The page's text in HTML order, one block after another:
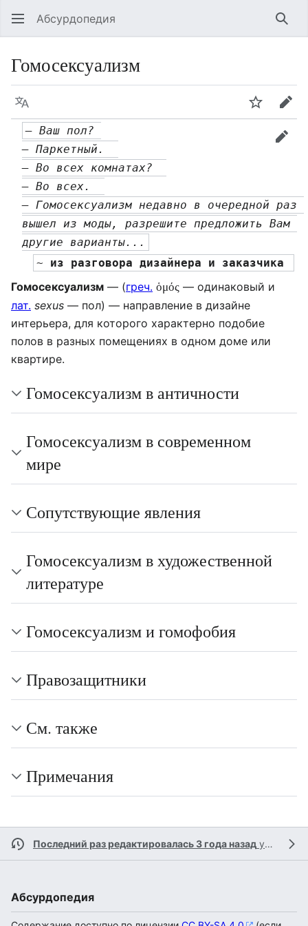
Абсурдопедия
Гомосексуализм
Язык
— Ваш пол?
— Паркетный.
— Во всех комнатах?
— Во всех.
— Гомосексуализм недавно в очередной раз
вышел из моды, разрешите предложить Вам
другие варианты...
~ из разговора дизайнера и заказчика
Гомосексуализм — (греч. ὁμός — одинаковый и
лат. sexus — пол) — направление в дизайне
интерьера, для которого характерно подобие
полов в разных помещениях в одном доме или
квартире.
Гомосексуализм в античности
Гомосексуализм в современном
мире
Сопутствующие явления
Гомосексуализм в художественной
литературе
Гомосексуализм и гомофобия
Правозащитники
См. также
Примечания
Последний раз редактировалась 3 года назад участником
Абсурдопедия